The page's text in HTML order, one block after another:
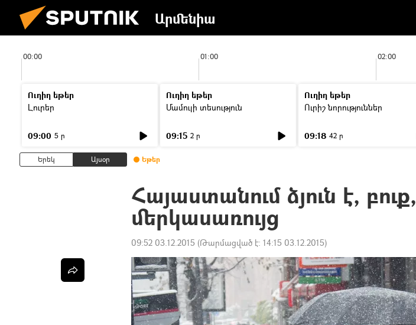
Արմենիա
00:00 01:00 02:00
Ուղիղ եթեր
Լուրեր
09:00 5 ր
Ուղիղ եթեր
Մամուլի տեսություն
09:15 2 ր
Ուղիղ եթեր
Ուրիշ նորություններ
09:18 42 ր
Երեկ Այսօր Եթեր
Հայաստանում ձյուն է, բուք,
մերկասառույց
09:52 03.12.2015 (Թարմացված է: 14:15 03.12.2015)